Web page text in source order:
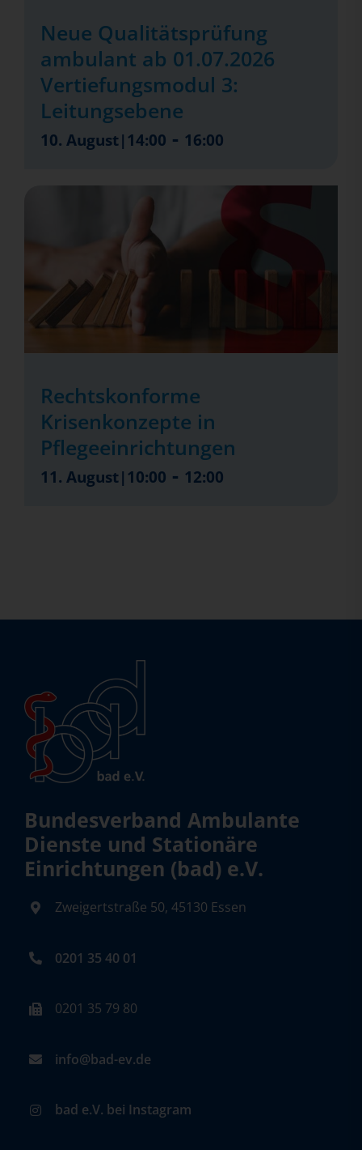
Neue Qualitätsprüfung
ambulant ab 01.07.2026
Vertiefungsmodul 3:
Leitungsebene
10. August|14:00 - 16:00
Rechtskonforme
Krisenkonzepte in
Pflegeeinrichtungen
11. August|10:00 - 12:00
Bundesverband Ambulante
Dienste und Stationäre
Einrichtungen (bad) e.V.
Zweigertstraße 50, 45130 Essen
0201 35 40 01
0201 35 79 80
info@bad-ev.de
bad e.V. bei Instagram